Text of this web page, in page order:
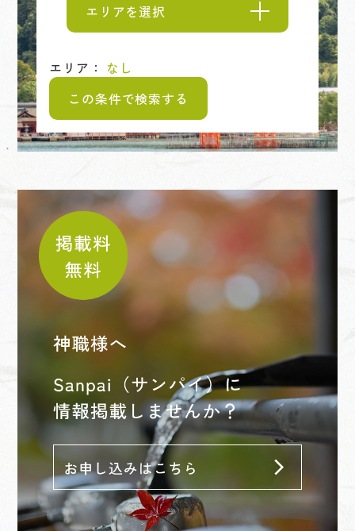
エリアを選択
エリア： なし
この条件で検索する